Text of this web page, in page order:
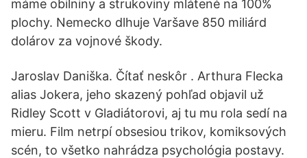
máme obilniny a strukoviny mlátené na 100%
plochy. Nemecko dlhuje Varšave 850 miliárd
dolárov za vojnové škody.
Jaroslav Daniška. Čítať neskôr . Arthura Flecka
alias Jokera, jeho skazený pohľad objavil už
Ridley Scott v Gladiátorovi, aj tu mu rola sedí na
mieru. Film netrpí obsesiou trikov, komiksových
scén, to všetko nahrádza psychológia postavy.